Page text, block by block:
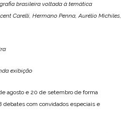
brasileira voltada à temática
Carelli, Hermano Penna, Aurélio Michiles,
exibição
agosto e 20 de setembro de forma
com convidados especiais e